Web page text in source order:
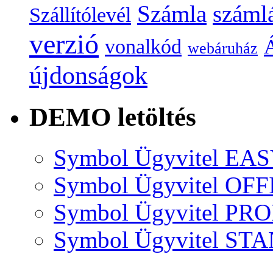
Szállítólevél Számla
verzió vonalkód webáruház
újdonságok
DEMO letöltés
Symbol Ügyvitel
Symbol Ügyvitel
Symbol Ügyvitel
Symbol Ügyvitel